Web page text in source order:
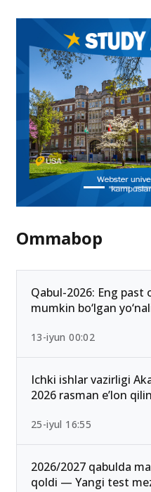
tizim qanday ishlaydi?
15.04.2023 23:20
Ommabop
Qabul-2026: Eng past
mumkin bo‘lgan
13-iyun 00:02
Ichki ishlar vazirligi
2026 rasman e’lon
25-iyul 16:55